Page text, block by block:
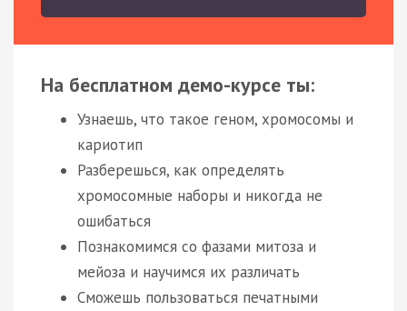
На бесплатном демо-курсе ты:
Узнаешь, что такое геном, хромосомы и
кариотип
Разберешься, как определять
хромосомные наборы и никогда не
ошибаться
Познакомимся со фазами митоза и
мейоза и научимся их различать
Сможешь пользоваться печатными